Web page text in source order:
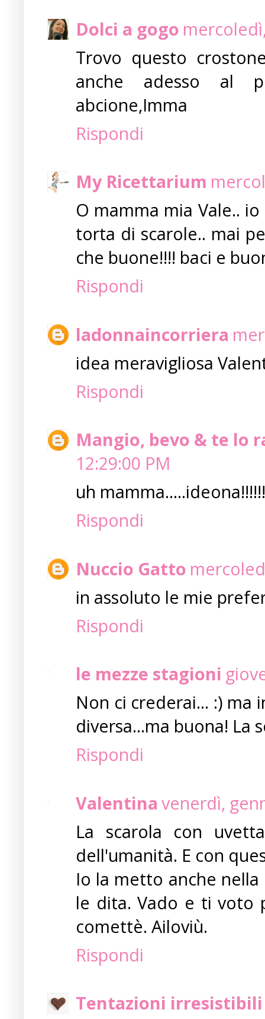
Dolci a gogo
Trovo questo
anche adesso al
abcione,Imma
Rispondi
My Ricettarium
O mamma mia Vale..
torta di scarole.. mai
che buone!!!! baci e
Rispondi
ladonnaincorriera
idea meravigliosa
Rispondi
Mangio, bevo & te lo
12:29:00 PM
uh
Rispondi
Nuccio Gatto
in assoluto le mie
Rispondi
le mezze stagioni
Non ci crederai... :)
diversa...ma buona! La
Rispondi
Valentina venerdì,
La scarola con
dell'umanità. E con
Io la metto anche
le dita. Vado e ti voto
comettè. Ailoviù.
Rispondi
Tentazioni irresistibili